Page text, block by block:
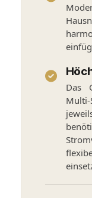
Das
Multi-